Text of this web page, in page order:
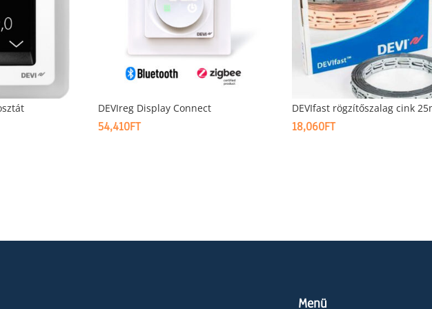
DEVIreg Display Connect
54,410FT
DEVIfast rögzítőszalag cink
18,060FT
Menü